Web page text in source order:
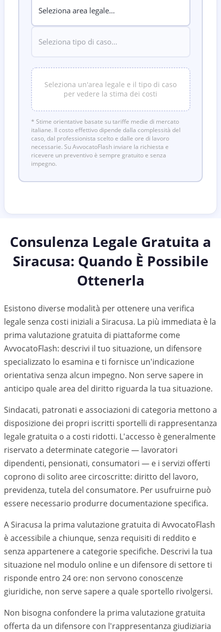
Seleziona un'area legale e il tipo di caso
per vedere la stima dei costi
* Stime orientative basate su tariffe medie di mercato
italiane. Il costo effettivo dipende dalla complessità del
caso, dal professionista scelto e dalle ore di lavoro
necessarie. Su AvvocatoFlash inviare la richiesta e
ricevere un preventivo è sempre gratuito e senza
impegno.
Consulenza Legale Gratuita a
Siracusa: Quando È Possibile
Ottenerla
Esistono diverse modalità per ottenere una verifica
legale senza costi iniziali a Siracusa. La più immediata è la
prima valutazione gratuita di piattaforme come
AvvocatoFlash: descrivi il tuo situazione, un difensore
specializzato lo esamina e ti fornisce un'indicazione
orientativa senza alcun impegno. Non serve sapere in
anticipo quale area del diritto riguarda la tua situazione.
Sindacati, patronati e associazioni di categoria mettono a
disposizione dei propri iscritti sportelli di rappresentanza
legale gratuita o a costi ridotti. L'accesso è generalmente
riservato a determinate categorie — lavoratori
dipendenti, pensionati, consumatori — e i servizi offerti
coprono di solito aree circoscritte: diritto del lavoro,
previdenza, tutela del consumatore. Per usufruirne può
essere necessario produrre documentazione specifica.
A Siracusa la prima valutazione gratuita di AvvocatoFlash
è accessibile a chiunque, senza requisiti di reddito e
senza appartenere a categorie specifiche. Descrivi la tua
situazione nel modulo online e un difensore di settore ti
risponde entro 24 ore: non servono conoscenze
giuridiche, non serve sapere a quale sportello rivolgersi.
Non bisogna confondere la prima valutazione gratuita
offerta da un difensore con l'rappresentanza giudiziaria